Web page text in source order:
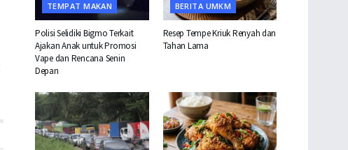
TEMPAT MAKAN
Polisi Selidiki Bigmo Terkait
Ajakan Anak untuk Promosi
Vape dan Rencana Senin
Depan
BERITA UMKM
Resep Tempe Kriuk Renyah dan
Tahan Lama